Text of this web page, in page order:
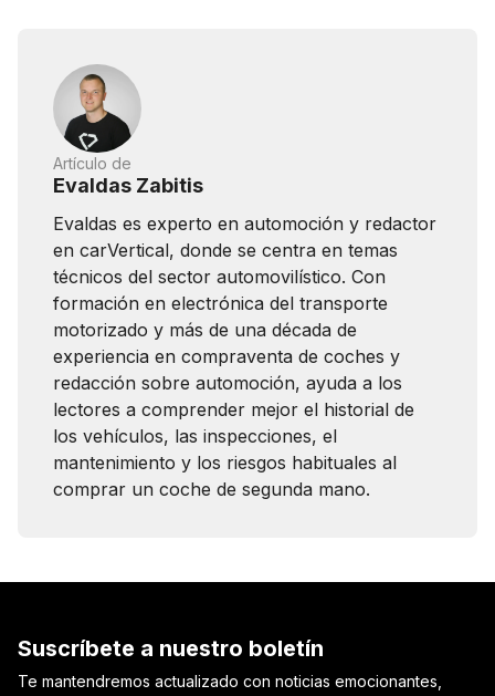
Artículo de
Evaldas Zabitis
Evaldas es experto en automoción y redactor
en carVertical, donde se centra en temas
técnicos del sector automovilístico. Con
formación en electrónica del transporte
motorizado y más de una década de
experiencia en compraventa de coches y
redacción sobre automoción, ayuda a los
lectores a comprender mejor el historial de
los vehículos, las inspecciones, el
mantenimiento y los riesgos habituales al
comprar un coche de segunda mano.
Suscríbete a nuestro boletín
Te mantendremos actualizado con noticias emocionantes,